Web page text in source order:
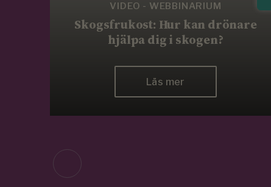
VIDEO - WEBBINARIUM
Skogsfrukost: Hur kan drönare
hjälpa dig i skogen?
Läs mer